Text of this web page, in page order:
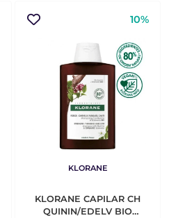
10%
KLORANE
KLORANE CAPILAR CH
QUININ/EDELV BIO